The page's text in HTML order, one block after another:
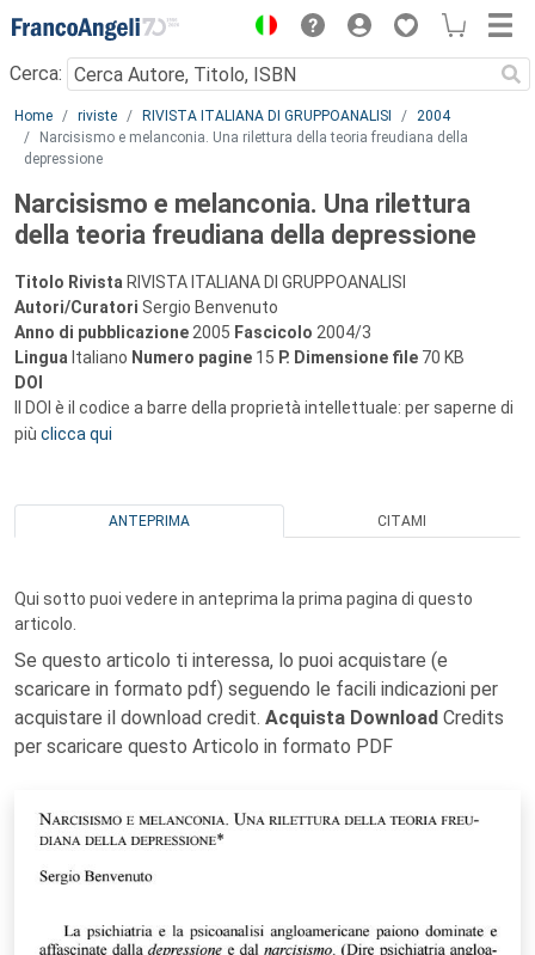
Menu
Cerca:
Main content
Home riviste RIVISTA ITALIANA DI GRUPPOANALISI
2004
Narcisismo e melanconia. Una rilettura della teoria freudiana della
depressione
Narcisismo e melanconia. Una rilettura
della teoria freudiana della depressione
Titolo Rivista RIVISTA ITALIANA DI GRUPPOANALISI
Autori/Curatori Sergio Benvenuto
Anno di pubblicazione 2005 Fascicolo 2004/3
Lingua Italiano Numero pagine 15 P. Dimensione file 70 KB
DOI
Il DOI è il codice a barre della proprietà intellettuale: per saperne di
più clicca qui
ANTEPRIMA CITAMI
Qui sotto puoi vedere in anteprima la prima pagina di questo
articolo.
Se questo articolo ti interessa, lo puoi acquistare (e
scaricare in formato pdf) seguendo le facili indicazioni per
acquistare il download credit. Acquista Download Credits
per scaricare questo Articolo in formato PDF